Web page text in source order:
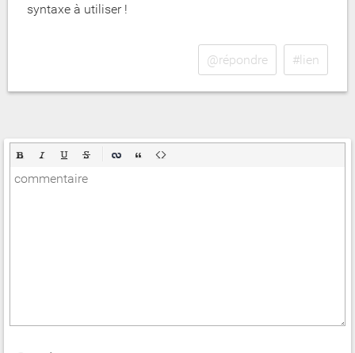
syntaxe à utiliser !
@répondre #lien